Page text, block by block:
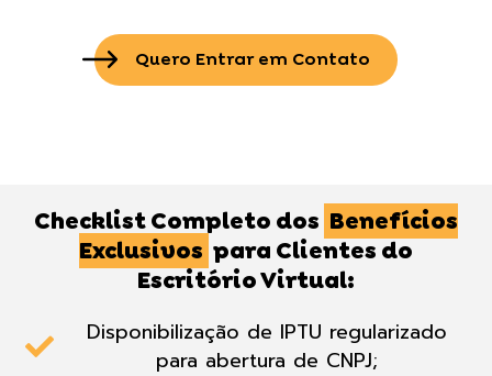
Quero Entrar em Contato
Checklist Completo dos Benefícios
Exclusivos para Clientes do
Escritório Virtual:
Disponibilização de IPTU regularizado
para abertura de CNPJ;